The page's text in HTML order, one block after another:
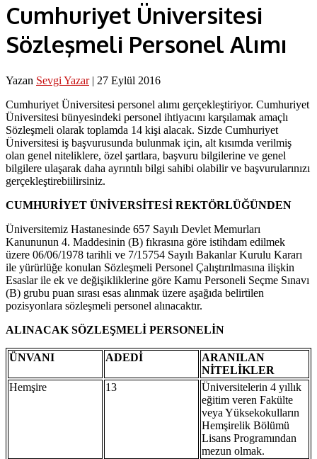
Cumhuriyet Üniversitesi
Sözleşmeli Personel Alımı
Yazan Sevgi Yazar| 27 Eylül 2016
Cumhuriyet Üniversitesi personel alımı gerçekleştiriyor. Cumhuriyet
Üniversitesi bünyesindeki personel ihtiyacını karşılamak amaçlı
Sözleşmeli olarak toplamda 14 kişi alacak. Sizde Cumhuriyet
Üniversitesi iş başvurusunda bulunmak için, alt kısımda verilmiş
olan genel niteliklere, özel şartlara, başvuru bilgilerine ve genel
bilgilere ulaşarak daha ayrıntılı bilgi sahibi olabilir ve başvurularınızı
gerçekleştirebiilirsiniz.
CUMHURİYET ÜNİVERSİTESİ REKTÖRLÜĞÜNDEN
Üniversitemiz Hastanesinde 657 Sayılı Devlet Memurları
Kanununun 4. Maddesinin (B) fıkrasına göre istihdam edilmek
üzere 06/06/1978 tarihli ve 7/15754 Sayılı Bakanlar Kurulu Kararı
ile yürürlüğe konulan Sözleşmeli Personel Çalıştırılmasına ilişkin
Esaslar ile ek ve değişikliklerine göre Kamu Personeli Seçme Sınavı
(B) grubu puan sırası esas alınmak üzere aşağıda belirtilen
pozisyonlara sözleşmeli personel alınacaktır.
ALINACAK SÖZLEŞMELİ PERSONELİN
ÜNVANI ADEDİ
ARANILAN
NİTELİKLER
Hemşire
13
Üniversitelerin 4 yıllık
eğitim veren Fakülte
veya Yüksekokulların
Hemşirelik Bölümü
Lisans Programından
mezun olmak.